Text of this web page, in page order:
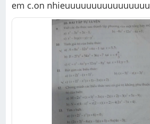
em c.on nhieuuuuuuuuuuuuuuuu